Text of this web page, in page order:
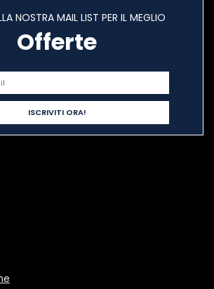
NOSTRA MAIL LIST PER IL MEGLIO
Offerte